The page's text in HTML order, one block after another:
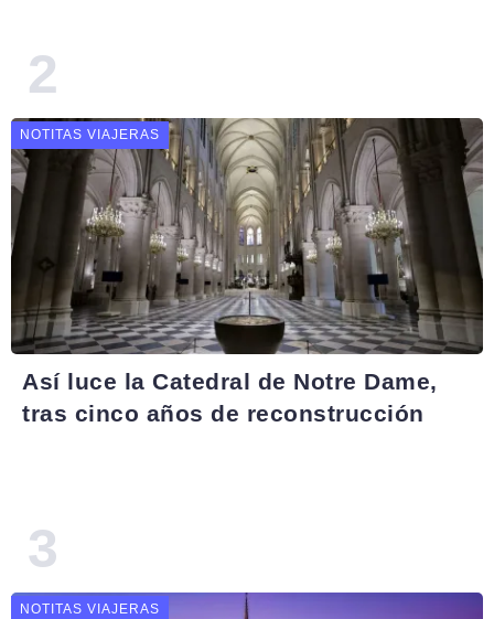
NOTITAS VIAJERAS
Así luce la Catedral de Notre Dame,
tras cinco años de reconstrucción
NOTITAS VIAJERAS